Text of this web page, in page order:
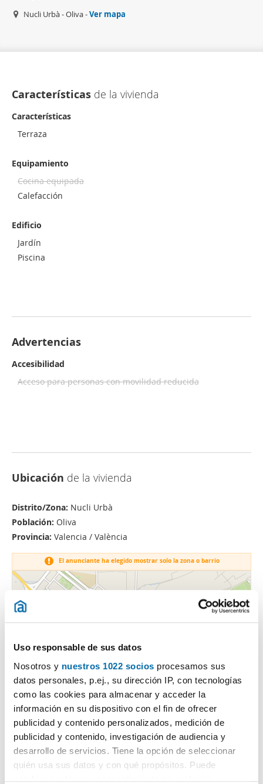
Uso responsable de sus datos
Nosotros y nuestros 1022 socios procesamos sus
datos personales, p.ej., su dirección IP, con tecnologías
como las cookies para almacenar y acceder la
información en su dispositivo con el fin de ofrecer
publicidad y contenido personalizados, medición de
publicidad y contenido, investigación de audiencia y
desarrollo de servicios. Tiene la opción de seleccionar
quién usa sus datos y con qué propósitos. Puede
Nucli Urbà - Oliva -Ver mapa
Características de la vivienda
Características
Terraza
Equipamiento
Cocina equipada
Calefacción
Edificio
Jardín
Piscina
Advertencias
Accesibilidad
Acceso para personas con movilidad reducida
Ubicación de la vivienda
Distrito/Zona: Nucli Urbà
Población: Oliva
Provincia: Valencia / València
El anunciante ha elegido mostrar solo la zona o barrio